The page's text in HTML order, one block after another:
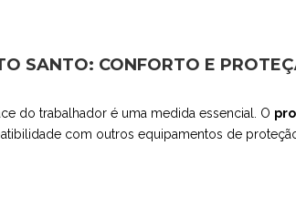
SANTO: CONFORTO E
do trabalhador é uma medida essencial. O
com outros equipamentos de